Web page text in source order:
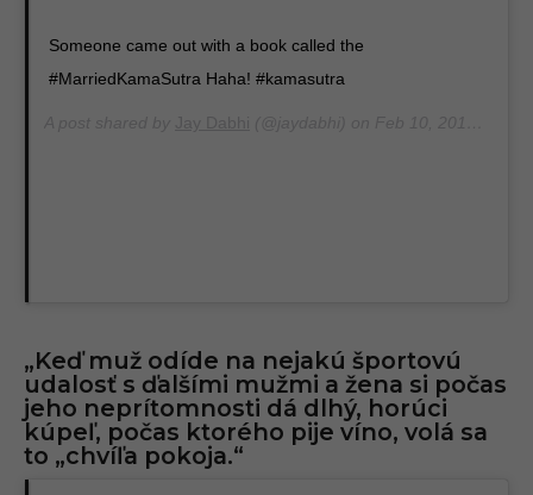
Someone came out with a book called the
#MarriedKamaSutra Haha! #kamasutra
„Keď muž odíde na nejakú športovú
udalosť s ďalšími mužmi a žena si počas
jeho neprítomnosti dá dlhý, horúci
kúpeľ, počas ktorého pije víno, volá sa
to „chvíľa pokoja.“